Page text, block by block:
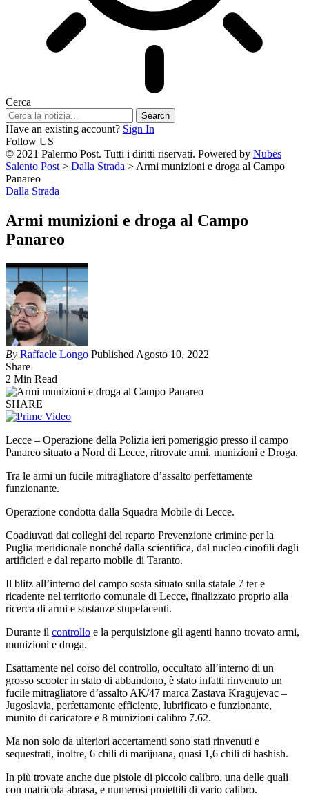
Cerca
Have an existing account? Sign In
Follow US
© 2021 Palermo Post. Tutti i diritti riservati. Powered by Nubes
Salento Post > Dalla Strada > Armi munizioni e droga al Campo
Panareo
Dalla Strada
Armi munizioni e droga al Campo
Panareo
By Raffaele Longo Published Agosto 10, 2022
Share
2 Min Read
SHARE
Lecce – Operazione della Polizia ieri pomeriggio presso il campo
Panareo situato a Nord di Lecce, ritrovate armi, munizioni e Droga.
Tra le armi un fucile mitragliatore d’assalto perfettamente
funzionante.
Operazione condotta dalla Squadra Mobile di Lecce.
Coadiuvati dai colleghi del reparto Prevenzione crimine per la
Puglia meridionale nonché dalla scientifica, dal nucleo cinofili dagli
artificieri e dal reparto mobile di Taranto.
Il blitz all’interno del campo sosta situato sulla statale 7 ter e
ricadente nel territorio comunale di Lecce, finalizzato proprio alla
ricerca di armi e sostanze stupefacenti.
Durante il controllo e la perquisizione gli agenti hanno trovato armi,
munizioni e droga.
Esattamente nel corso del controllo, occultato all’interno di un
grosso scooter in stato di abbandono, è stato infatti rinvenuto un
fucile mitragliatore d’assalto AK/47 marca Zastava Kragujevac –
Jugoslavia, perfettamente efficiente, lubrificato e funzionante,
munito di caricatore e 8 munizioni calibro 7.62.
Ma non solo da ulteriori accertamenti sono stati rinvenuti e
sequestrati, inoltre, 6 chili di marijuana, quasi 1,6 chili di hashish.
In più trovate anche due pistole di piccolo calibro, una delle quali
con matricola abrasa, e numerosi proiettili di vario calibro.